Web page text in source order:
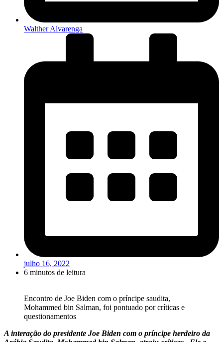
Walther Alvarenga
julho 16, 2022
6 minutos de leitura
Encontro de Joe Biden com o príncipe saudita,
Mohammed bin Salman, foi pontuado por críticas e
questionamentos
A interação do presidente Joe Biden com o príncipe herdeiro da